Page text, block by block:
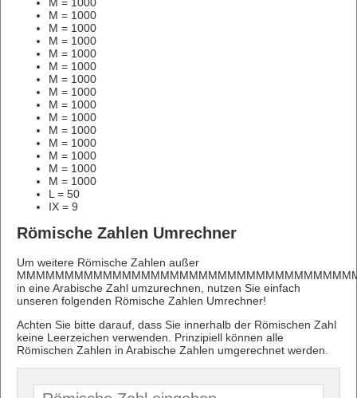
M = 1000
M = 1000
M = 1000
M = 1000
M = 1000
M = 1000
M = 1000
M = 1000
M = 1000
M = 1000
M = 1000
M = 1000
M = 1000
M = 1000
M = 1000
L = 50
IX = 9
Römische Zahlen Umrechner
Um weitere Römische Zahlen außer
in eine Arabische Zahl umzurechnen, nutzen Sie einfach
unseren folgenden Römische Zahlen Umrechner!
Achten Sie bitte darauf, dass Sie innerhalb der Römischen Zahl
keine Leerzeichen verwenden. Prinzipiell können alle
Römischen Zahlen in Arabische Zahlen umgerechnet werden.